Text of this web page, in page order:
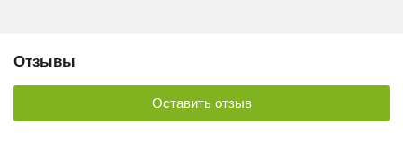
Отзывы
Оставить отзыв